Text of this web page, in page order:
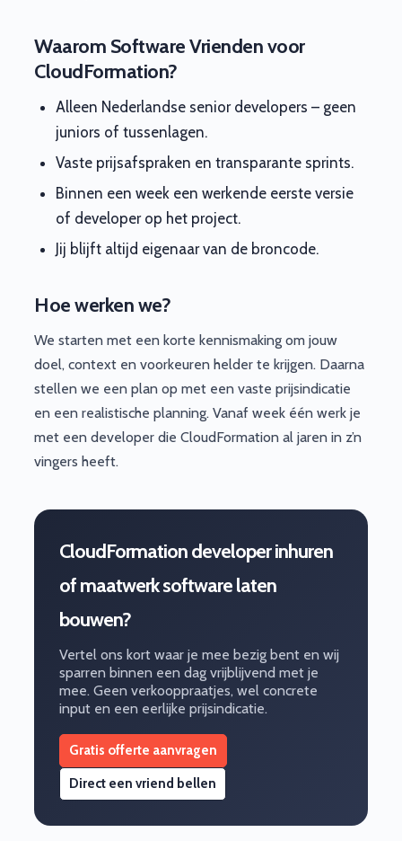
Waarom Software Vrienden voor
CloudFormation?
Alleen Nederlandse senior developers – geen
juniors of tussenlagen.
Vaste prijsafspraken en transparante sprints.
Binnen een week een werkende eerste versie
of developer op het project.
Jij blijft altijd eigenaar van de broncode.
Hoe werken we?
We starten met een korte kennismaking om jouw
doel, context en voorkeuren helder te krijgen. Daarna
stellen we een plan op met een vaste prijsindicatie
en een realistische planning. Vanaf week één werk je
met een developer die CloudFormation al jaren in z’n
vingers heeft.
CloudFormation developer inhuren
of maatwerk software laten
bouwen?
Vertel ons kort waar je mee bezig bent en wij
sparren binnen een dag vrijblijvend met je
mee. Geen verkooppraatjes, wel concrete
input en een eerlijke prijsindicatie.
Gratis offerte aanvragen
Direct een vriend bellen